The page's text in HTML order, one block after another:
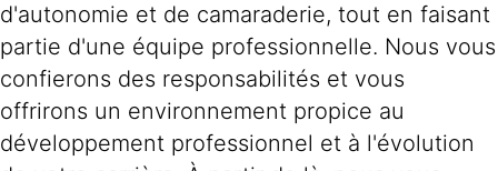
d'autonomie et de camaraderie, tout en faisant
partie d'une équipe professionnelle. Nous vous
confierons des responsabilités et vous
offrirons un environnement propice au
développement professionnel et à l'évolution